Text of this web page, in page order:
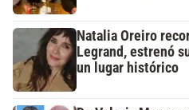
Natalia Oreiro
Legrand, estrenó
un lugar histórico